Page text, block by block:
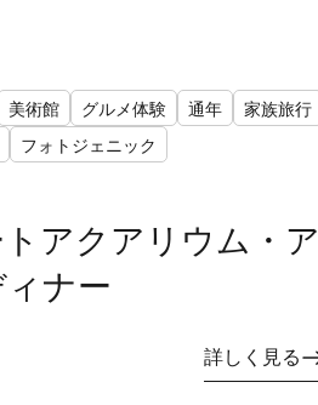
美術館 グルメ体験 通年
家族旅行
フォトジェニック
アクアリウム・ア
ナー
詳しく見る